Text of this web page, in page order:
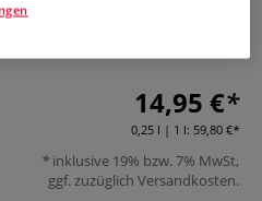
wie Außeneinsatz
14,95 €
0,25 l | 1 l: 59,80 €
inklusive 19% bzw. 7% MwSt,
ggf. zuzüglich Versandkosten.